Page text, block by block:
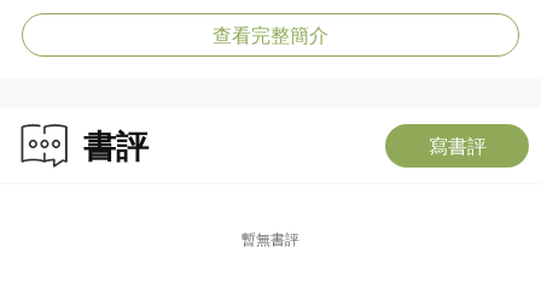
查看完整簡介
書評 寫書評
暫無書評